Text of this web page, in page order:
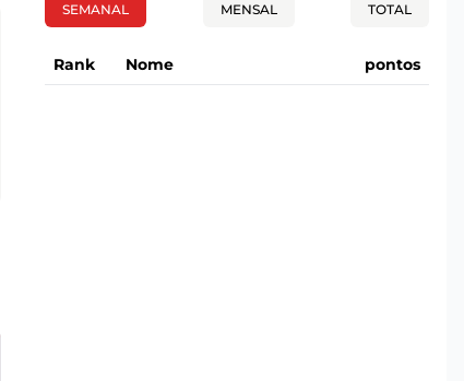
SEMANAL MENSAL TOTAL
Rank Nome pontos